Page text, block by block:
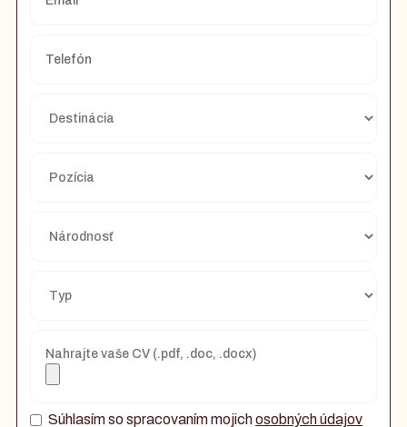
Nahrajte vaše CV (.pdf, .doc, .docx)
Súhlasím so spracovaním mojichosobných údajov